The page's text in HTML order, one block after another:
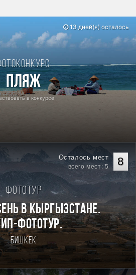
Пляж
в конкурсе
13 дней(я) осталось
8
Осталось мест
всего мест: 5
Фототур
в Кыргызстане.
фототур.
Бишкек